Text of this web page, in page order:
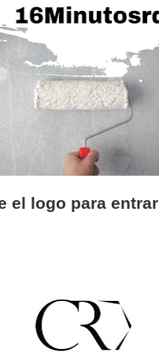
el logo para entrar